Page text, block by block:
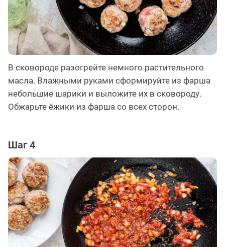
В сковороде разогрейте немного растительного
масла. Влажными руками сформируйте из фарша
небольшие шарики и выложите их в сковороду.
Обжарьте ёжики из фарша со всех сторон.
Шаг 4